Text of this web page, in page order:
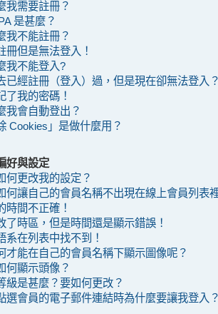
我需要註冊？
是甚麼？
我不能註冊？
冊但是無法登入！
我不能登入?
已經註冊（登入）過，但是現在卻無法登入
了我的密碼！
我會自動登出？
Cookies」是做什麼用？
好與設定
何更改我的設定？
何讓自己的會員名稱不出現在線上會員列表
時間不正確！
了時區，但是時間還是顯示錯誤！
系在列表中找不到！
才能在自己的會員名稱下顯示圖像呢？
何顯示頭像？
級是甚麼？要如何更改？
選會員的電子郵件連結時為什麼要讓我登入？